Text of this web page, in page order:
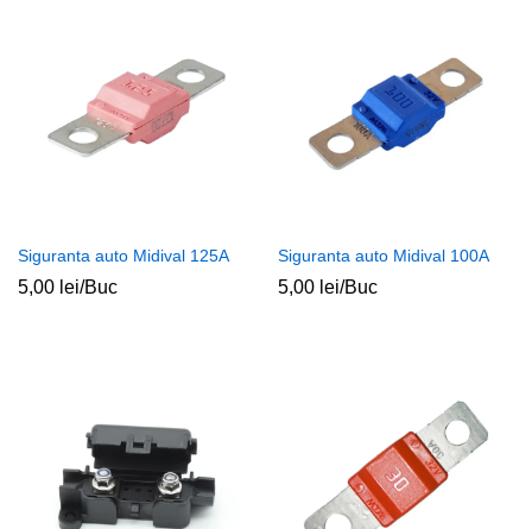
Siguranta auto Midival 125A
5,00 lei/Buc
Siguranta auto Midival 100A
5,00 lei/Buc